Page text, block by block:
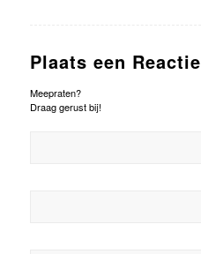
Plaats een Reactie
Meepraten?
Draag gerust bij!